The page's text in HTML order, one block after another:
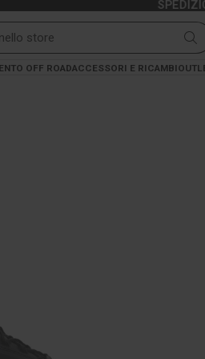
SPEDIZIONI IN
OFF ROADACCESSORI E RICAMBI